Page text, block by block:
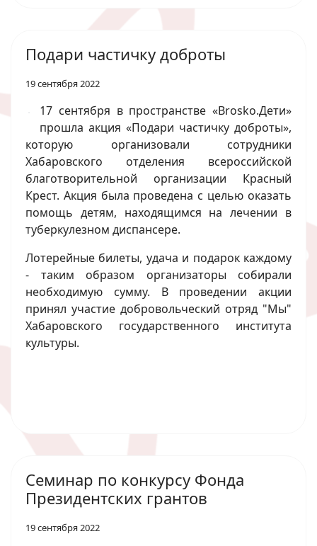
Подари частичку доброты
19 сентября 2022
17 сентября в пространстве «Brosko.Дети»
прошла акция «Подари частичку доброты»,
которую организовали сотрудники
Хабаровского отделения всероссийской
благотворительной организации Красный
Крест. Акция была проведена с целью оказать
помощь детям, находящимся на лечении в
туберкулезном диспансере.
Лотерейные билеты, удача и подарок каждому
- таким образом организаторы собирали
необходимую сумму. В проведении акции
принял участие добровольческий отряд "Мы"
Хабаровского государственного института
культуры.
Семинар по конкурсу Фонда
Президентских грантов
19 сентября 2022